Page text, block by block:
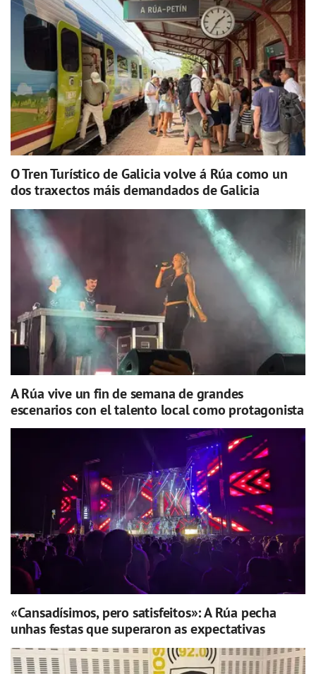
O Tren Turístico de Galicia volve á Rúa como un
dos traxectos máis demandados de Galicia
A Rúa vive un fin de semana de grandes
escenarios con el talento local como protagonista
«Cansadísimos, pero satisfeitos»: A Rúa pecha
unhas festas que superaron as expectativas